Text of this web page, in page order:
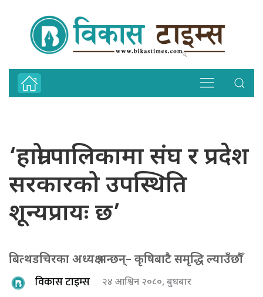
‘हाम्रो पालिकामा संघ र प्रदेश
सरकारको उपस्थिति
शून्यप्रायः छ’
बित्थडचिरका अध्यक्ष भन्छन्– कृषिबाटै समृद्धि ल्याउँछौँ
विकास टाइम्स २४ आश्विन २०८०, बुधबार